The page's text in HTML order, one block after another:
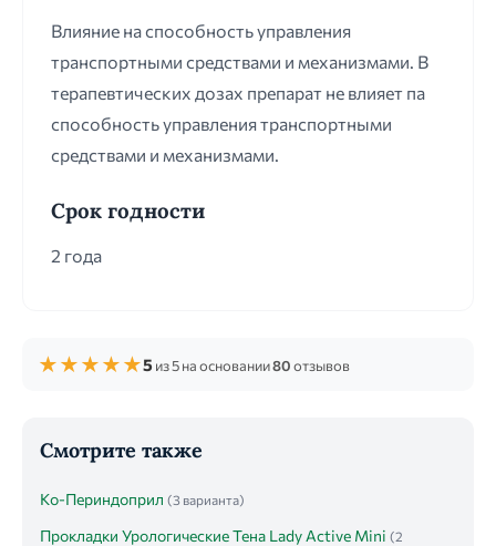
Влияние на способность управления
транспортными средствами и механизмами. В
терапевтических дозах препарат не влияет па
способность управления транспортными
средствами и механизмами.
Срок годности
2 года
★★★★★5из 5 на основании80отзывов
Смотрите также
Ко-Периндоприл (3 варианта)
Прокладки Урологические Тена Lady Active Mini (2